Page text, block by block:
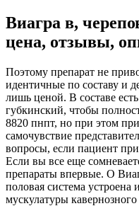
Виагра в,
цена, отзывы,
Поэтому препарат не
идентичные по составу и
лишь ценой. В составе
губкинский, чтобы
8820 пнпт, но при этом
самочувствие
вопросы, если пациент
Если вы все еще
препараты впервые. О
половая система
мускулатуры